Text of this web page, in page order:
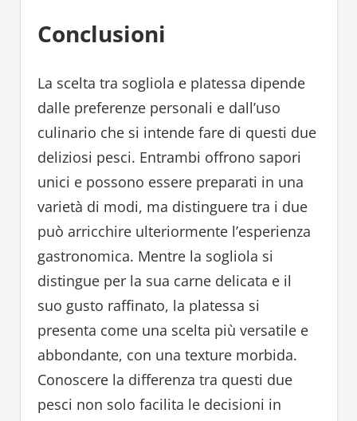
Conclusioni
La scelta tra sogliola e platessa dipende
dalle preferenze personali e dall’uso
culinario che si intende fare di questi due
deliziosi pesci. Entrambi offrono sapori
unici e possono essere preparati in una
varietà di modi, ma distinguere tra i due
può arricchire ulteriormente l’esperienza
gastronomica. Mentre la sogliola si
distingue per la sua carne delicata e il
suo gusto raffinato, la platessa si
presenta come una scelta più versatile e
abbondante, con una texture morbida.
Conoscere la differenza tra questi due
pesci non solo facilita le decisioni in